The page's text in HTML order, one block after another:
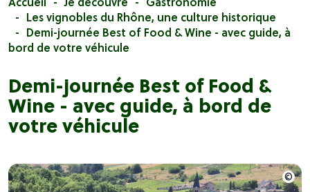
Les vignobles du Rhône, une culture historique
Demi-journée Best of Food & Wine - avec guide, à
bord de votre véhicule
Demi-journée Best of Food &
Wine - avec guide, à bord de
votre véhicule